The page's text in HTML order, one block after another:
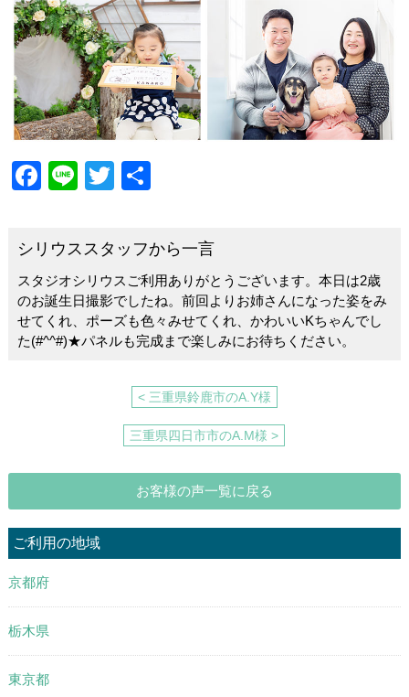
F
c
e
b
o
o
Li
T
er
シリウススタッフから一言
スタジオシリウスご利用ありがとうございます。本日は2歳
のお誕生日撮影でしたね。前回よりお姉さんになった姿をみ
せてくれ、ポーズも色々みせてくれ、かわいいKちゃんでし
た(#^^#)★パネルも完成まで楽しみにお待ちください。
< 三重県鈴鹿市のA.Y様
三重県四日市市のA.M様 >
お客様の声一覧に戻る
ご利用の地域
京都府
栃木県
東京都